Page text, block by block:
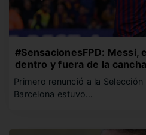
#SensacionesFPD: Messi,
dentro y fuera de la cancha
Primero renunció a la
Barcelona estuvo…